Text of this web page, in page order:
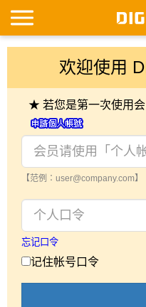
欢迎使用
★ 若您是第一次使用
【范例：user@company.com】
忘记口令
记住帐号口令